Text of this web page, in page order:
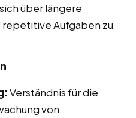
über längere
Aufgaben zu
Verständnis für die
von